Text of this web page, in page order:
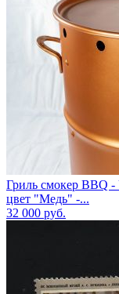
Гриль смокер BBQ
цвет "Медь" -...
32 000 руб.